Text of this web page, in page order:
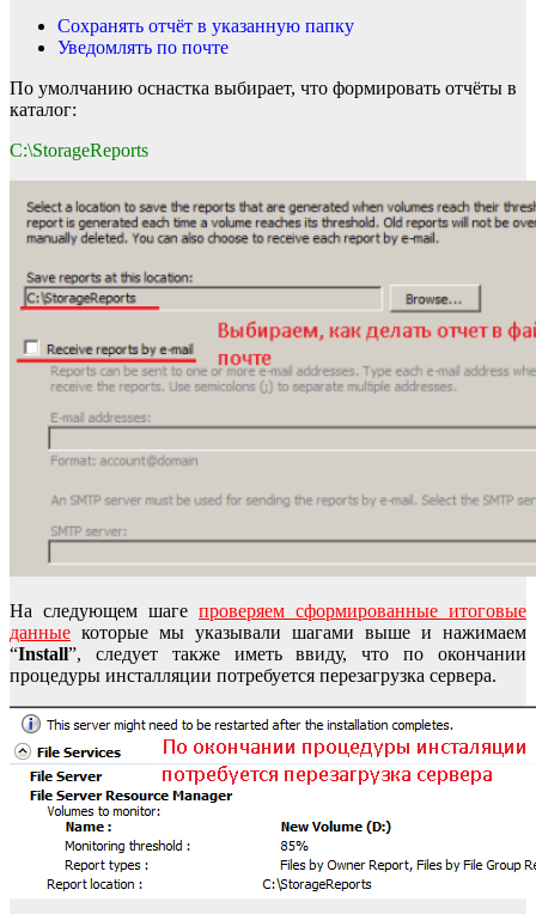
Сохранять отчёт в указанную папку
Уведомлять по почте
По умолчанию оснастка выбирает, что формировать отчёты в
каталог:
C:\StorageReports
На следующем шаге проверяем сформированные итоговые
данные которые мы указывали шагами выше и нажимаем
“Install”, следует также иметь ввиду, что по окончании
процедуры инсталляции потребуется перезагрузка сервера.